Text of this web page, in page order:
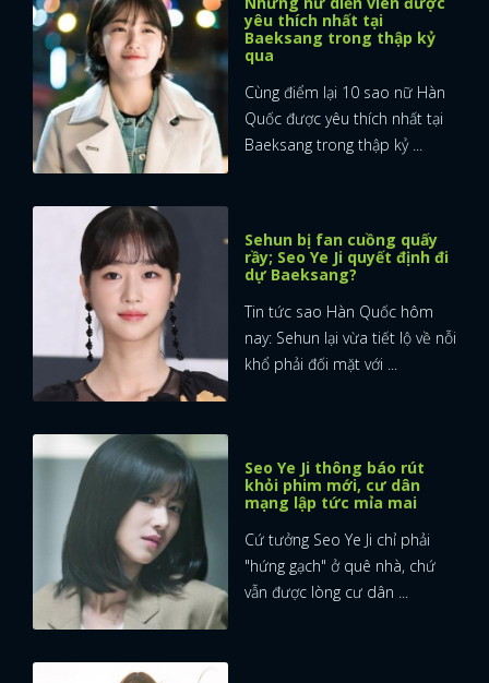
FACEBOOK GOOGLE
yêu thích nhất tại
Baeksang trong thập kỷ
qua
Cùng điểm lại 10 sao nữ Hàn
Quốc được yêu thích nhất tại
Baeksang trong thập kỷ ...
Sehun bị fan cuồng quấy
rầy; Seo Ye Ji quyết định đi
dự Baeksang?
Tin tức sao Hàn Quốc hôm
nay: Sehun lại vừa tiết lộ về nỗi
khổ phải đối mặt với ...
Seo Ye Ji thông báo rút
khỏi phim mới, cư dân
mạng lập tức mỉa mai
Cứ tưởng Seo Ye Ji chỉ phải
"hứng gạch" ở quê nhà, chứ
vẫn được lòng cư dân ...